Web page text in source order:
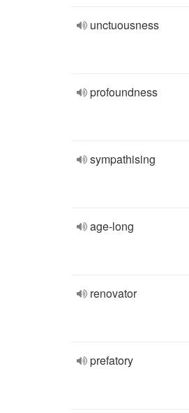
unctuousness
profoundness
sympathising
age-long
renovator
prefatory